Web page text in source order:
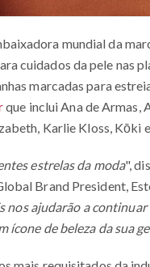
mundial da
cuidados da pele nas
marcadas para
que inclui Ana de Armas,
Karlie Kloss, Kōki
estrelas da moda",
Brand President,
ajudarão a
ícone de beleza da sua